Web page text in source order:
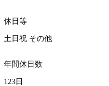
休日等
土日祝 その他
年間休日数
123日